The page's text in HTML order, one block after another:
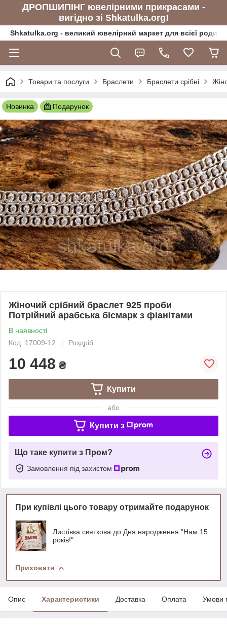
ДРОПШИПІНГ ювелірними прикрасами -
вигідно зі Shkatulka.org!
Shkatulka.org - великий ювелірний маркет для всієї
Товари та послуги Браслети Браслети срібні
Новинка Подарунок
Жіночий срібний браслет 925 проби
Потрійний арабська бісмарк з фіанітами
В наявності
Код: 17009-12
Роздріб
10 448 ₴
Купити
або
Купити з
Що таке купити з Пром?
Замовлення під захистом
При купівлі цього товару отримайте подарунок
Листівка святкова до Дня народження "Нам 15
років!"
Приховати
Опис Характеристики Доставка Оплата Умови